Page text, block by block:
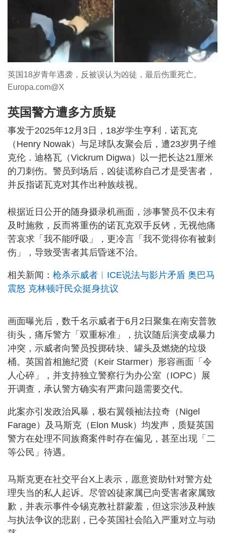
英国18岁青年遇袭，反被误认为凶徒，最后伤重死亡。
Europa.com@X
英国警方遭多方质疑
事发于2025年12月3日，18岁学生亨利．诺瓦克
（Henry Nowak）与足球队友聚会后，遭23岁男子维
克伦．迪格瓦（Vickrum Digwa）以一把长达21厘米
的刀刺伤。警员到场后，凶徒谎称自己才是受害者，
并反指诺瓦克对其作出种族歧视。
根据近日公开的随身摄录机画面，涉事警员不仅未有
及时施救，反而将重伤的诺瓦克双手反铐，无视他痛
苦哀求「我不能呼吸」，更冷言「我不觉得你有被刺
伤」，导致受害者其后昏迷不治。
相关新闻： 枪杀示威者︱ICE说法与影片矛盾 奥巴马
震怒 克林顿吁民众挺身抗议
画面曝光后，数千名示威者于6月2日聚集在南安普敦
街头，痛斥警方「双重标准」，抗议随后演变成暴力
冲突，示威者向警员投掷砖块、罐头及燃烧的垃圾
桶。英国首相施纪贤（Keir Starmer）形容画面「令
人心碎」，并支持独立警察行为办公室（IOPC）展
开调查，承认警方确实有严肃问题需要交代。
此案亦引发政治风暴，极右翼领袖法拉奇（Nigel
Farage）及马斯克（Elon Musk）均发声，质疑英国
警方在处理不同族裔案件时存在偏见，甚至出现「二
等公民」待遇。
马斯克更在社交平台X上表示，愿意资助针对警方处
理失当的私人起诉。尽管凶徒家属已向受害者家属致
歉，并表示事件令锡克教社群蒙羞，但这宗涉及种族
与执法争议的悲剧，已令英国社会陷入严重对立与动